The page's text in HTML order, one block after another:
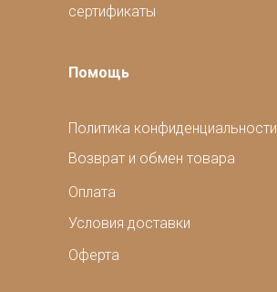
сертификаты
Помощь
Политика конфиденциальности
Возврат и обмен товара
Оплата
Условия доставки
Оферта